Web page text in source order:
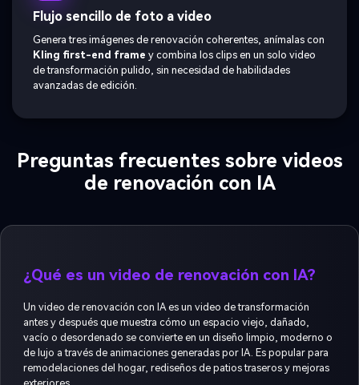
Flujo sencillo de foto a video
Genera tres imágenes de renovación coherentes, anímalas con
Kling first-end frame y combina los clips en un solo video
de transformación pulido, sin necesidad de habilidades
avanzadas de edición.
Preguntas frecuentes sobre videos
de renovación con IA
¿Qué es un video de renovación con IA?
Un video de renovación con IA es un video de transformación
antes y después que muestra cómo un espacio viejo, dañado,
vacío o desordenado se convierte en un diseño limpio, moderno o
de lujo a través de animaciones generadas por IA. Es popular para
remodelaciones del hogar, rediseños de patios traseros y mejoras